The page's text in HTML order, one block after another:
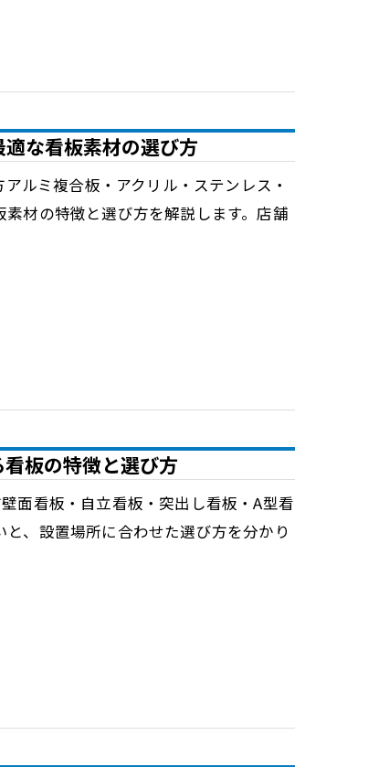
な看板素材の選び方
ルミ複合板・アクリル・ステンレス・
材の特徴と選び方を解説します。店舗
板の特徴と選び方
面看板・自立看板・突出し看板・A型看
、設置場所に合わせた選び方を分かり